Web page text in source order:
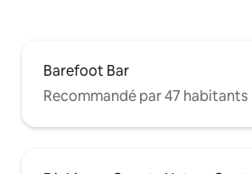
Barefoot Bar
Recommandé par 47 habitants